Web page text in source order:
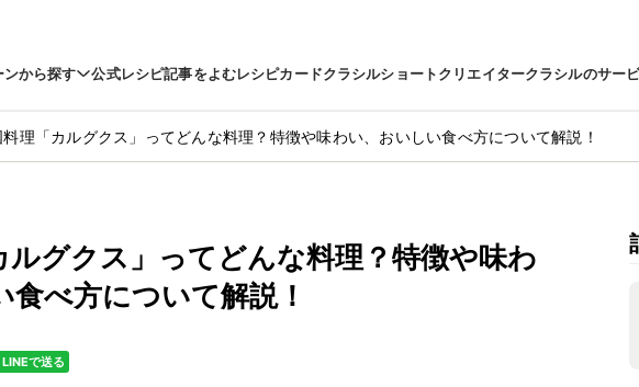
ンから探す 公式レシピ記事をよむレシピカードクラシルショートクリエイタークラシルのサー
料理「カルグクス」ってどんな料理？特徴や味わい、おいしい食べ方について解説！
ルグクス」ってどんな料理？特徴や味わ
食べ方について解説！
LINEで送る